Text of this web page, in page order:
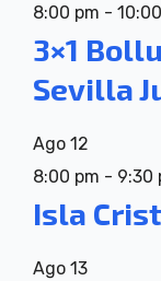
8:00 pm -
3×1
Sevilla
Ago 12
8:00 pm - 9:30
Isla
Ago 13